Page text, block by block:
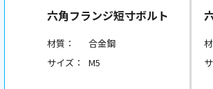
六角フランジ短寸ボルト
材質：
合金鋼
サイズ：
M5